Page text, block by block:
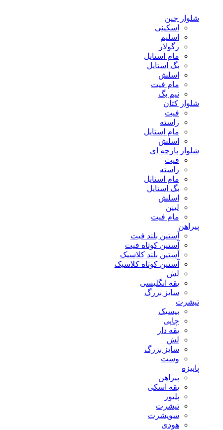
شلوار جین
اسکینی
اسلیم
رگولار
مام استایل
بگ استایل
اسلش
مام فیت
نیم بگ
شلوار کتان
فیت
راسته
مام استایل
اسلش
شلوار پارچه ای
فیت
راسته
مام استایل
بگ استایل
اسلش
لینن
مام فیت
پیراهن
آستین بلند فیت
آستین کوتاه فیت
آستین بلند کلاسیک
آستین کوتاه کلاسیک
لش
یقه انگلیسی
سایز بزرگ
تیشرت
بیسیک
چاپی
یقه دار
لش
سایز بزرگ
وست
پاییزه
پیراهن
یقه اسکی
پلیور
تیشرت
سویشرت
هودی